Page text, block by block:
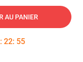
AU PANIER
: 22: 54